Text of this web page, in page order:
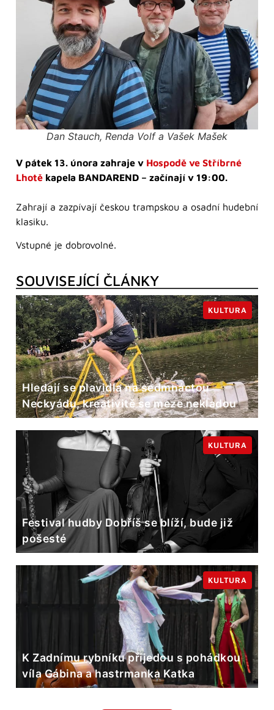
Dan Stauch, Renda Volf a Vašek Mašek
V pátek 13. února zahraje v Hospodě ve Stříbrné
Lhotě kapela BANDAREND – začínají v 19:00.
Zahrají a zazpívají českou trampskou a osadní hudební
klasiku.
Vstupné je dobrovolné.
SOUVISEJÍCÍ ČLÁNKY
Hledají se plavidla na sedmnáctou
Neckyádu, kreativitě se meze nekladou
KULTURA
Festival hudby Dobříš se blíží, bude již
pošesté
KULTURA
K Zadnímu rybníku přijedou s pohádkou
víla Gábina a hastrmanka Katka
KULTURA